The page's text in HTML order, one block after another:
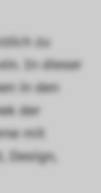
zu
In dieser
in den
der
mit
Design,